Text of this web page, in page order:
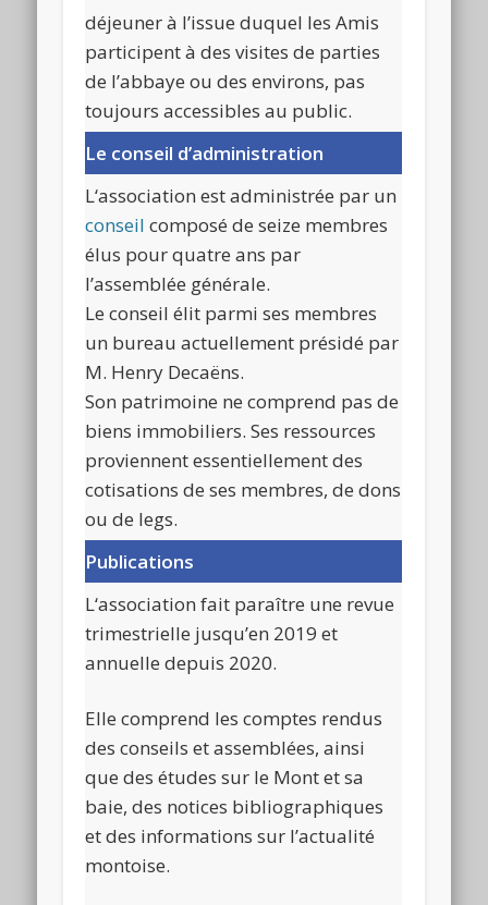
déjeuner à l’issue duquel les Amis
participent à des visites de parties
de l’abbaye ou des environs, pas
toujours accessibles au public.
Le conseil d’administration
L‘association est administrée par un
conseil composé de seize membres
élus pour quatre ans par
l’assemblée générale.
Le conseil élit parmi ses membres
un bureau actuellement présidé par
M. Henry Decaëns.
Son patrimoine ne comprend pas de
biens immobiliers. Ses ressources
proviennent essentiellement des
cotisations de ses membres, de dons
ou de legs.
Publications
L‘association fait paraître une revue
trimestrielle jusqu’en 2019 et
annuelle depuis 2020.
Elle comprend les comptes rendus
des conseils et assemblées, ainsi
que des études sur le Mont et sa
baie, des notices bibliographiques
et des informations sur l’actualité
montoise.